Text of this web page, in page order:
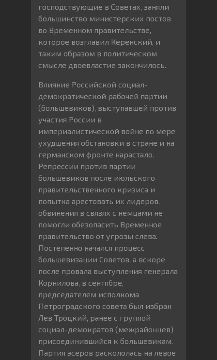
господствующие в Советах, заняли
большинство министерских постов
во Временном правительстве,
которое возглавил Керенский, и
таким образом в политическом
смысле двоевластие закончилось.
Влияние Российской социал-
демократической рабочей партии
(большевиков), выступавшей против
участия России в
империалистической войне по мере
ухудшения обстановки в стране и на
германском фронте нарастало.
Репрессии против партии
большевиков после июльского
правительственного кризиса и
попытка арестовать их лидеров,
обвинения в связях с немцами не
помогли обезопасить Временное
правительство от угрозы слева.
Постепенно начался процесс
большевизации Советов, а вскоре
после провала выступления генерала
Корнилова, в сентябре,
председателем исполкома
Петроградского совета был избран
Лев Троцкий, ранее с группой
социал-демократов (межрайонцев)
присоединившийся к большевикам.
Партия эсеров раскололась на левое